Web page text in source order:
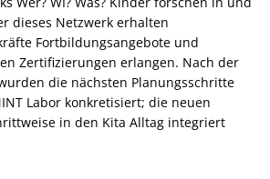
dieses Netzwerk erhalten
Fortbildungsangebote und
Zertifizierungen erlangen. Nach der
die nächsten Planungsschritte
Labor konkretisiert; die neuen
in den Kita Alltag integriert